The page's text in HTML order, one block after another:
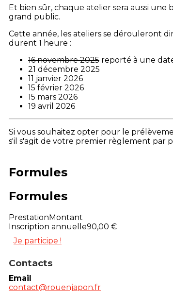
Et bien sûr, chaque atelier sera aussi
grand public.
Cette année, les ateliers se dérouleront
durent 1 heure :
16 novembre 2025 reporté à une
21 décembre 2025
11 janvier 2026
15 février 2026
15 mars 2026
19 avril 2026
Si vous souhaitez opter pour le
s'il s'agit de votre premier règlement par
Formules
Formules
PrestationMontant
Inscription annuelle90,00 €
Je participe !
Contacts
Email
contact@rouenjapon.fr